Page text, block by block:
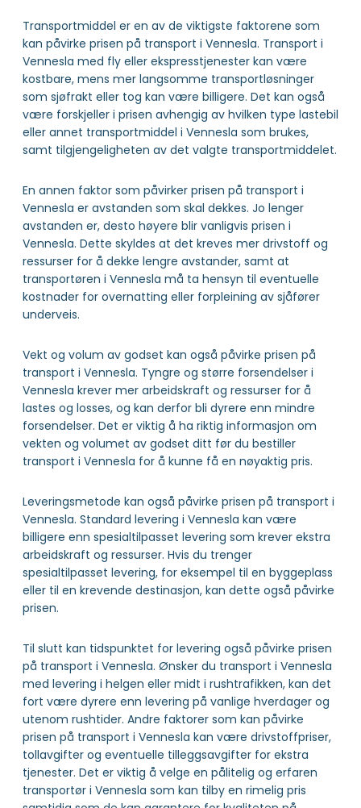
Transportmiddel er en av de viktigste faktorene som
kan påvirke prisen på transport i Vennesla. Transport i
Vennesla med fly eller ekspresstjenester kan være
kostbare, mens mer langsomme transportløsninger
som sjøfrakt eller tog kan være billigere. Det kan også
være forskjeller i prisen avhengig av hvilken type lastebil
eller annet transportmiddel i Vennesla som brukes,
samt tilgjengeligheten av det valgte transportmiddelet.
En annen faktor som påvirker prisen på transport i
Vennesla er avstanden som skal dekkes. Jo lenger
avstanden er, desto høyere blir vanligvis prisen i
Vennesla. Dette skyldes at det kreves mer drivstoff og
ressurser for å dekke lengre avstander, samt at
transportøren i Vennesla må ta hensyn til eventuelle
kostnader for overnatting eller forpleining av sjåfører
underveis.
Vekt og volum av godset kan også påvirke prisen på
transport i Vennesla. Tyngre og større forsendelser i
Vennesla krever mer arbeidskraft og ressurser for å
lastes og losses, og kan derfor bli dyrere enn mindre
forsendelser. Det er viktig å ha riktig informasjon om
vekten og volumet av godset ditt før du bestiller
transport i Vennesla for å kunne få en nøyaktig pris.
Leveringsmetode kan også påvirke prisen på transport i
Vennesla. Standard levering i Vennesla kan være
billigere enn spesialtilpasset levering som krever ekstra
arbeidskraft og ressurser. Hvis du trenger
spesialtilpasset levering, for eksempel til en byggeplass
eller til en krevende destinasjon, kan dette også påvirke
prisen.
Til slutt kan tidspunktet for levering også påvirke prisen
på transport i Vennesla. Ønsker du transport i Vennesla
med levering i helgen eller midt i rushtrafikken, kan det
fort være dyrere enn levering på vanlige hverdager og
utenom rushtider. Andre faktorer som kan påvirke
prisen på transport i Vennesla kan være drivstoffpriser,
tollavgifter og eventuelle tilleggsavgifter for ekstra
tjenester. Det er viktig å velge en pålitelig og erfaren
transportør i Vennesla som kan tilby en rimelig pris